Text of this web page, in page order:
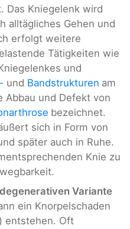
Das Kniegelenk wird
alltägliches Gehen und
erfolgt weitere
Tätigkeiten wie
und
und Bandstrukturen am
Abbau und Defekt von
bezeichnet.
sich in Form von
später auch in Ruhe.
Knie zu
degenerativen Variante
ein Knorpelschaden
) entstehen. Oft